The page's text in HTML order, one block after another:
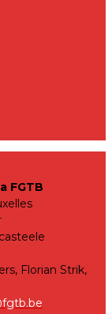
FGTB
Florian Strik,